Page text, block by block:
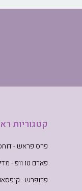
קטגוריות
פרס פראש -
פארם טו וופ -
פרופרש -